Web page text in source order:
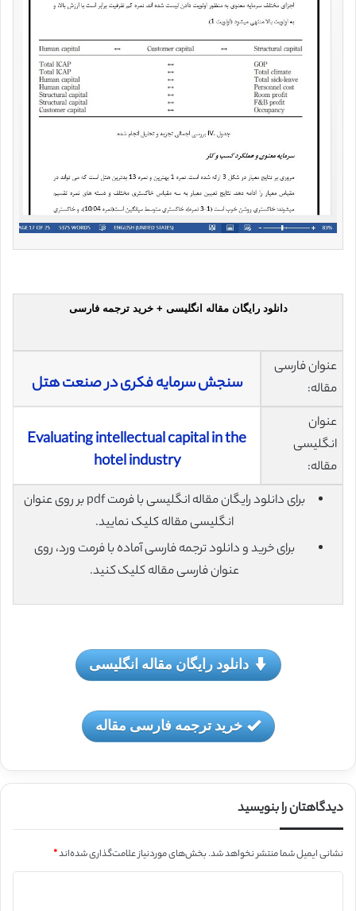
دانلود رایگان مقاله انگلیسی + خرید ترجمه فارسی
عنوان فارسی
مقاله:
سنجش سرمایه فکری در صنعت هتل
عنوان
انگلیسی
مقاله:
Evaluating intellectual capital in the
hotel industry
برای دانلود رایگان مقاله انگلیسی با فرمت pdf بر روی عنوان
انگلیسی مقاله کلیک نمایید.
برای خرید و دانلود ترجمه فارسی آماده با فرمت ورد، روی
عنوان فارسی مقاله کلیک کنید.
دانلود رایگان مقاله انگلیسی
خرید ترجمه فارسی مقاله
دیدگاهتان را بنویسید
نشانی ایمیل شما منتشر نخواهد شد.بخش‌های موردنیاز علامت‌گذاری شده‌اند*